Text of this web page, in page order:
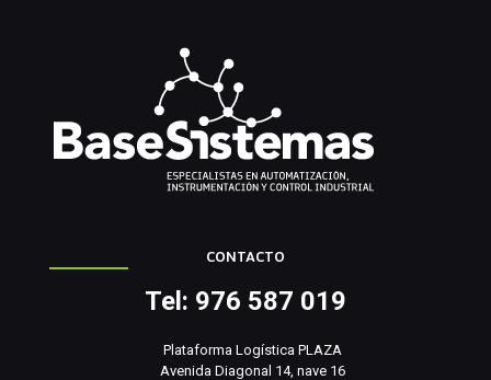
CONTACTO
Tel: 976 587 019
Plataforma Logística PLAZA
Avenida Diagonal 14, nave 16